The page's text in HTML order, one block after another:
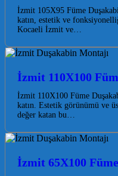
İzmit 105X95 Füme
katın, estetik ve
Kocaeli İzmit ve…
İzmit 110X100
İzmit 110X100 Füme
katın. Estetik görünümü ve
değer katan bu…
İzmit 65X100